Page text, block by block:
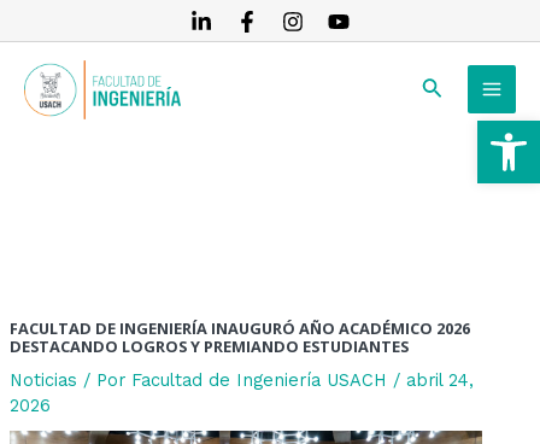
al
contenido
Buscar
FACULTAD DE INGENIERÍA INAUGURÓ AÑO ACADÉMICO 2026
DESTACANDO LOGROS Y PREMIANDO ESTUDIANTES
Noticias / Por Facultad de Ingeniería USACH / abril 24,
2026
de
entradas